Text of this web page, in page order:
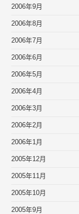
2006年9月
2006年8月
2006年7月
2006年6月
2006年5月
2006年4月
2006年3月
2006年2月
2006年1月
2005年12月
2005年11月
2005年10月
2005年9月